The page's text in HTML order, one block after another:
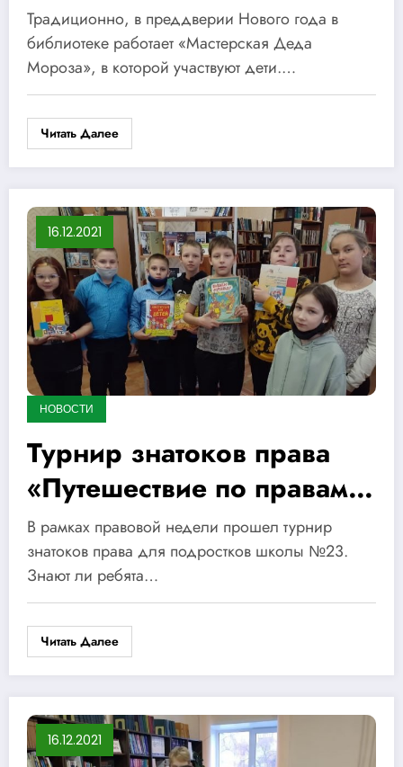
Традиционно, в преддверии Нового года в
библиотеке работает «Мастерская Деда
Мороза», в которой участвуют дети.…
Читать Далее
16.12.2021
НОВОСТИ
Турнир знатоков права
«Путешествие по правам
человека»
В рамках правовой недели прошел турнир
знатоков права для подростков школы №23.
Знают ли ребята…
Читать Далее
16.12.2021